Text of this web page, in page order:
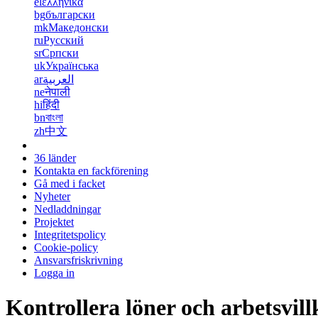
bgбългарски
mkМакедонски
ruРусский
srСрпски
ukУкраїнська
arالعربية
neनेपाली
hiहिंदी
bnবাংলা
zh中文
36 länder
Kontakta en fackförening
Gå med i facket
Nyheter
Nedladdningar
Projektet
Integritetspolicy
Cookie-policy
Ansvarsfriskrivning
Logga in
Kontrollera löner och